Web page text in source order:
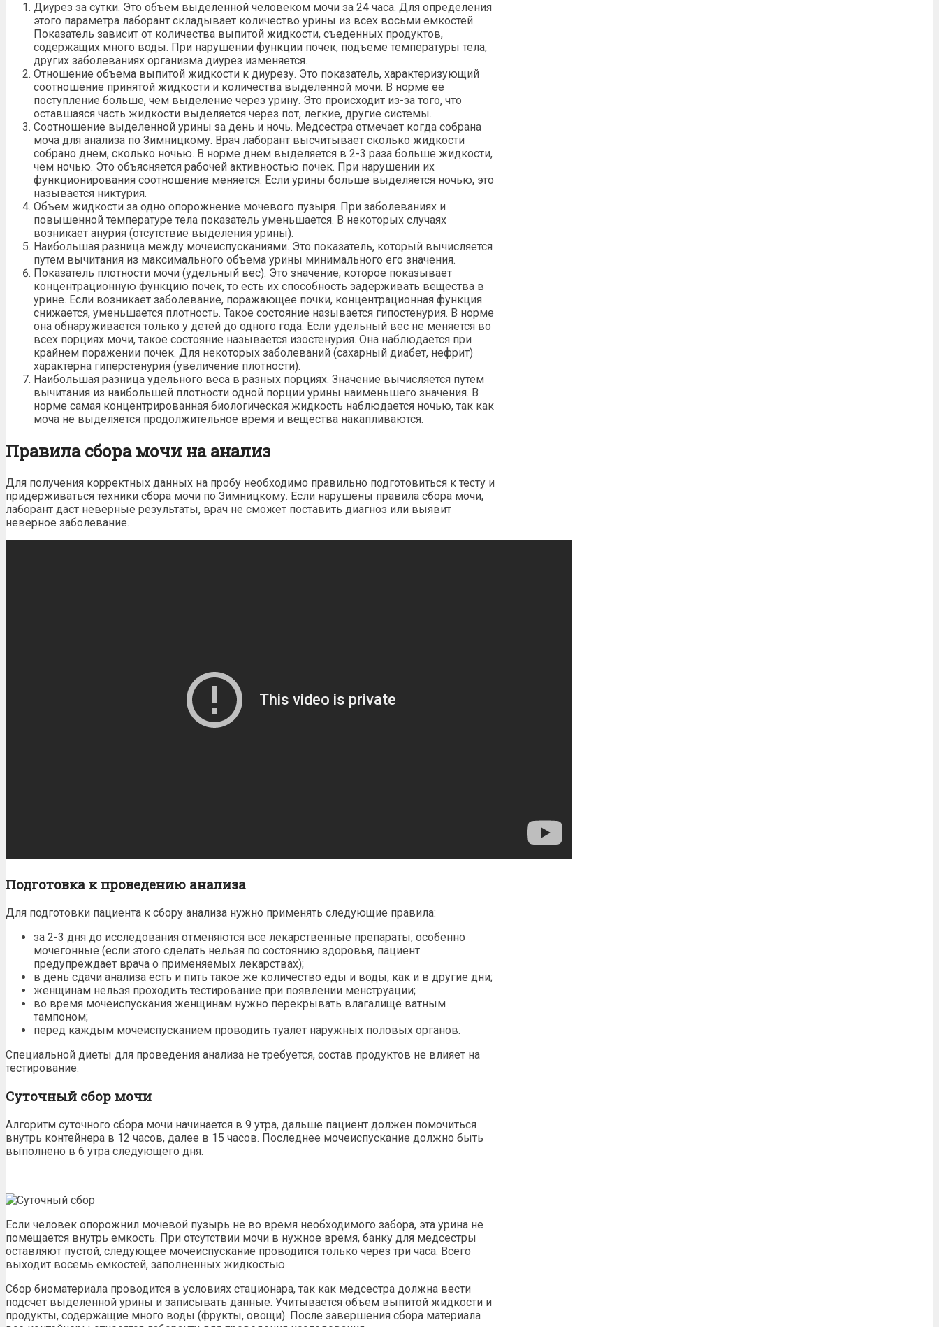
Диурез за сутки. Это объем выделенной человеком мочи за 24 часа. Для определения
этого параметра лаборант складывает количество урины из всех восьми емкостей.
Показатель зависит от количества выпитой жидкости, съеденных продуктов,
содержащих много воды. При нарушении функции почек, подъеме температуры тела,
других заболеваниях организма диурез изменяется.
Отношение объема выпитой жидкости к диурезу. Это показатель, характеризующий
соотношение принятой жидкости и количества выделенной мочи. В норме ее
поступление больше, чем выделение через урину. Это происходит из-за того, что
оставшаяся часть жидкости выделяется через пот, легкие, другие системы.
Соотношение выделенной урины за день и ночь. Медсестра отмечает когда собрана
моча для анализа по Зимницкому. Врач лаборант высчитывает сколько жидкости
собрано днем, сколько ночью. В норме днем выделяется в 2-3 раза больше жидкости,
чем ночью. Это объясняется рабочей активностью почек. При нарушении их
функционирования соотношение меняется. Если урины больше выделяется ночью, это
называется никтурия.
Объем жидкости за одно опорожнение мочевого пузыря. При заболеваниях и
повышенной температуре тела показатель уменьшается. В некоторых случаях
возникает анурия (отсутствие выделения урины).
Наибольшая разница между мочеиспусканиями. Это показатель, который вычисляется
путем вычитания из максимального объема урины минимального его значения.
Показатель плотности мочи (удельный вес). Это значение, которое показывает
концентрационную функцию почек, то есть их способность задерживать вещества в
урине. Если возникает заболевание, поражающее почки, концентрационная функция
снижается, уменьшается плотность. Такое состояние называется гипостенурия. В норме
она обнаруживается только у детей до одного года. Если удельный вес не меняется во
всех порциях мочи, такое состояние называется изостенурия. Она наблюдается при
крайнем поражении почек. Для некоторых заболеваний (сахарный диабет, нефрит)
характерна гиперстенурия (увеличение плотности).
Наибольшая разница удельного веса в разных порциях. Значение вычисляется путем
вычитания из наибольшей плотности одной порции урины наименьшего значения. В
норме самая концентрированная биологическая жидкость наблюдается ночью, так как
моча не выделяется продолжительное время и вещества накапливаются.
Правила сбора мочи на анализ
Для получения корректных данных на пробу необходимо правильно подготовиться к тесту и
придерживаться техники сбора мочи по Зимницкому. Если нарушены правила сбора мочи,
лаборант даст неверные результаты, врач не сможет поставить диагноз или выявит
неверное заболевание.
Подготовка к проведению анализа
Для подготовки пациента к сбору анализа нужно применять следующие правила:
за 2-3 дня до исследования отменяются все лекарственные препараты, особенно
мочегонные (если этого сделать нельзя по состоянию здоровья, пациент
предупреждает врача о применяемых лекарствах);
в день сдачи анализа есть и пить такое же количество еды и воды, как и в другие дни;
женщинам нельзя проходить тестирование при появлении менструации;
во время мочеиспускания женщинам нужно перекрывать влагалище ватным
тампоном;
перед каждым мочеиспусканием проводить туалет наружных половых органов.
Специальной диеты для проведения анализа не требуется, состав продуктов не влияет на
тестирование.
Суточный сбор мочи
Алгоритм суточного сбора мочи начинается в 9 утра, дальше пациент должен помочиться
внутрь контейнера в 12 часов, далее в 15 часов. Последнее мочеиспускание должно быть
выполнено в 6 утра следующего дня.
Если человек опорожнил мочевой пузырь не во время необходимого забора, эта урина не
помещается внутрь емкость. При отсутствии мочи в нужное время, банку для медсестры
оставляют пустой, следующее мочеиспускание проводится только через три часа. Всего
выходит восемь емкостей, заполненных жидкостью.
Сбор биоматериала проводится в условиях стационара, так как медсестра должна вести
подсчет выделенной урины и записывать данные. Учитывается объем выпитой жидкости и
продукты, содержащие много воды (фрукты, овощи). После завершения сбора материала